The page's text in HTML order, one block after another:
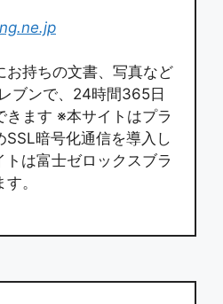
お持ちの文書、写真など
ブンで、24時間365日
きます ※本サイトはプラ
SSL暗号化通信を導入し
は富士ゼロックスブラ
。